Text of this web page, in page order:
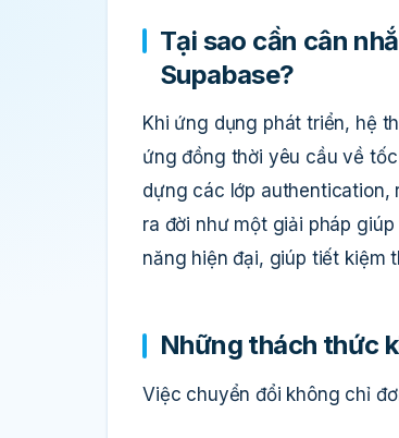
Tại sao cần cân
Supabase?
Khi ứng dụng phát triển, hệ
ứng đồng thời yêu cầu về
dựng các lớp authentication,
ra đời như một giải pháp
năng hiện đại, giúp tiết kiệm
Những thách thức
Việc chuyển đổi không chỉ